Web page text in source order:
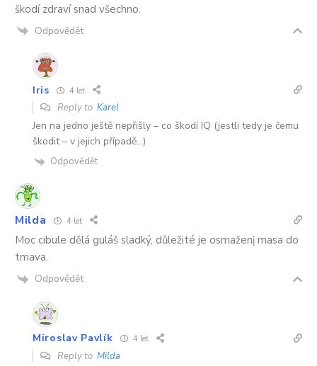
škodí zdraví snad všechno.
Odpovědět
Iris 4 let
Reply to Karel
Jen na jedno ještě nepřišly – co škodí IQ (jestli tedy je čemu
škodit – v jejich případě…)
Odpovědět
Milda 4 let
Moc cibule dělá guláš sladký, důležité je osmaženį masa do
tmava.
Odpovědět
Miroslav Pavlík 4 let
Reply to Milda